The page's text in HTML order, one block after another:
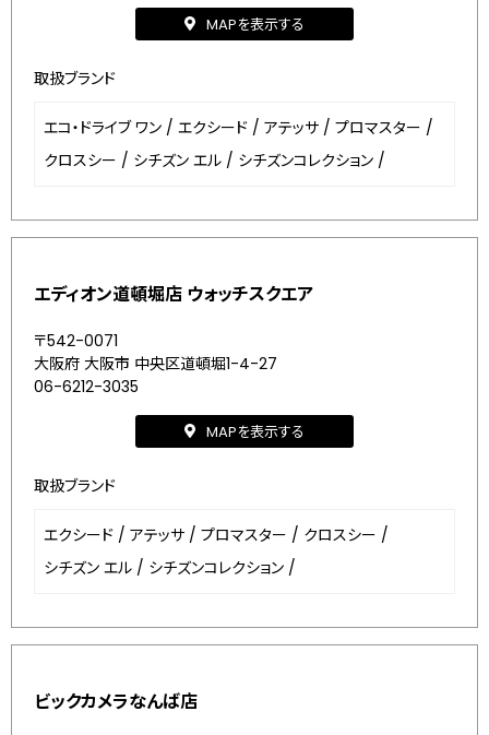
MAPを表示する
取扱ブランド
エコ・ドライブ ワン / エクシード / アテッサ / プロマスター /
クロスシー / シチズン エル / シチズンコレクション /
エディオン道頓堀店 ウォッチスクエア
〒542-0071
大阪府 大阪市 中央区道頓堀1-4-27
06-6212-3035
MAPを表示する
取扱ブランド
エクシード / アテッサ / プロマスター / クロスシー /
シチズン エル / シチズンコレクション /
ビックカメラなんば店